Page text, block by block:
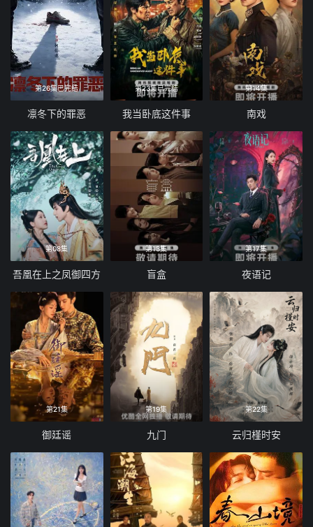
第26集已完结
凛冬下的罪恶
第23集已完结
我当卧底这件事
第14集
南戏
第08集
吾凰在上之凤御四方
第13集
盲盒
第17集
夜语记
第21集
御廷谣
第19集
九门
第22集
云归槿时安